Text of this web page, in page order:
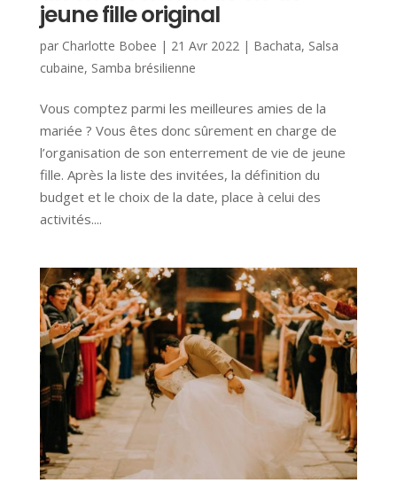
jeune fille original
par Charlotte Bobee | 21 Avr 2022| Bachata, Salsa
cubaine, Samba brésilienne
Vous comptez parmi les meilleures amies de la
mariée ? Vous êtes donc sûrement en charge de
l’organisation de son enterrement de vie de jeune
fille. Après la liste des invitées, la définition du
budget et le choix de la date, place à celui des
activités....